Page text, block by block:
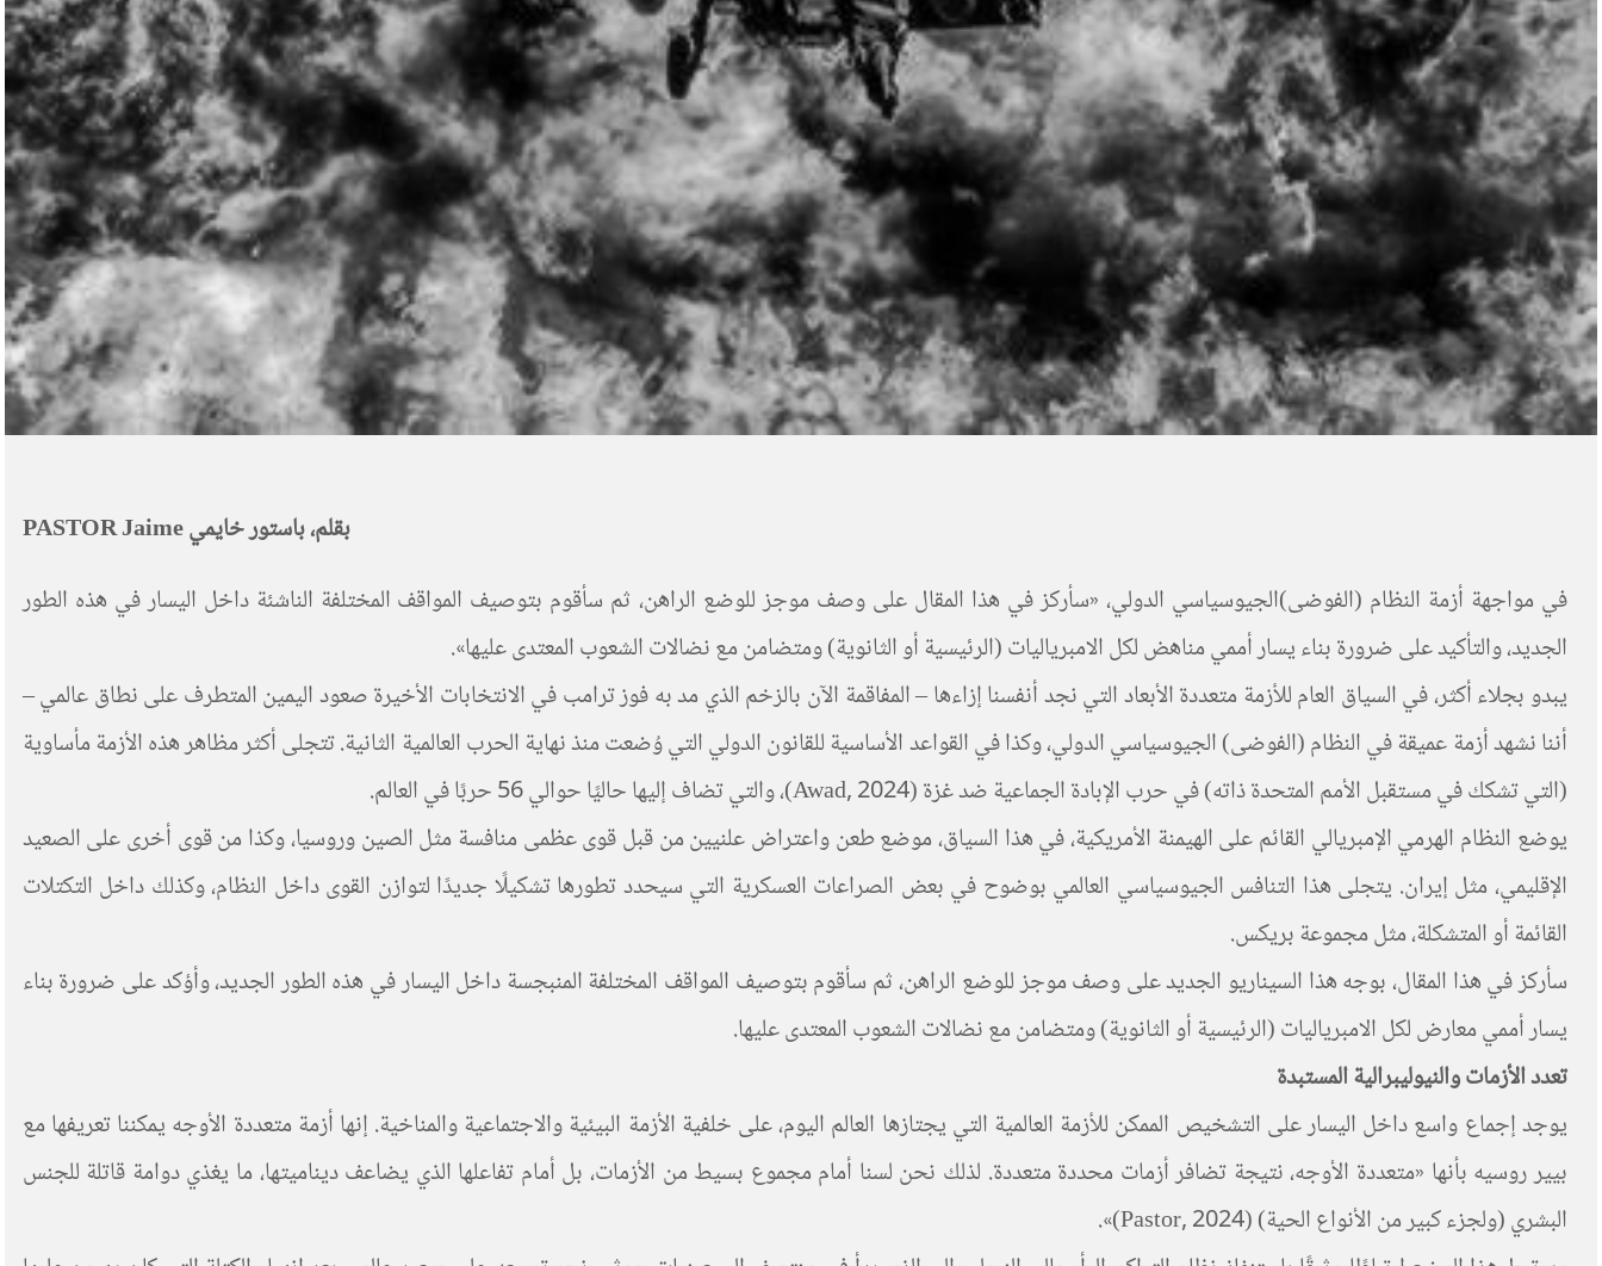
بقلم، باستور خايمي PASTOR Jaime
في مواجهة أزمة النظام (الفوضى)الجيوسياسي الدولي، «سأركز في هذا المقال على وصف موجز للوضع الراهن، ثم سأقوم بتوصيف المواقف المختلفة الناشئة داخل اليسار في هذه الطور
الجديد، والتأكيد على ضرورة بناء يسار أممي مناهض لكل الامبرياليات (الرئيسية أو الثانوية) ومتضامن مع نضالات الشعوب المعتدى عليها».
يبدو بجلاء أكثر، في السياق العام للأزمة متعددة الأبعاد التي نجد أنفسنا إزاءها – المفاقمة الآن بالزخم الذي مد به فوز ترامب في الانتخابات الأخيرة صعود اليمين المتطرف على نطاق عالمي –
أننا نشهد أزمة عميقة في النظام (الفوضى) الجيوسياسي الدولي، وكذا في القواعد الأساسية للقانون الدولي التي وُضعت منذ نهاية الحرب العالمية الثانية. تتجلى أكثر مظاهر هذه الأزمة مأساوية
(التي تشكك في مستقبل الأمم المتحدة ذاته) في حرب الإبادة الجماعية ضد غزة (Awad, 2024)، والتي تضاف إليها حاليًا حوالي 56 حربًا في العالم.
يوضع النظام الهرمي الإمبريالي القائم على الهيمنة الأمريكية، في هذا السياق، موضع طعن واعتراض علنيين من قبل قوى عظمى منافسة مثل الصين وروسيا، وكذا من قوى أخرى على الصعيد
الإقليمي، مثل إيران. يتجلى هذا التنافس الجيوسياسي العالمي بوضوح في بعض الصراعات العسكرية التي سيحدد تطورها تشكيلًا جديدًا لتوازن القوى داخل النظام، وكذلك داخل التكتلات
القائمة أو المتشكلة، مثل مجموعة بريكس.
سأركز في هذا المقال، بوجه هذا السيناريو الجديد على وصف موجز للوضع الراهن، ثم سأقوم بتوصيف المواقف المختلفة المنبجسة داخل اليسار في هذه الطور الجديد، وأؤكد على ضرورة بناء
يسار أممي معارض لكل الامبرياليات (الرئيسية أو الثانوية) ومتضامن مع نضالات الشعوب المعتدى عليها.
تعدد الأزمات والنيوليبرالية المستبدة
يوجد إجماع واسع داخل اليسار على التشخيص الممكن للأزمة العالمية التي يجتازها العالم اليوم، على خلفية الأزمة البيئية والاجتماعية والمناخية. إنها أزمة متعددة الأوجه يمكننا تعريفها مع
بيير روسيه بأنها «متعددة الأوجه، نتيجة تضافر أزمات محددة متعددة. لذلك نحن لسنا أمام مجموع بسيط من الأزمات، بل أمام تفاعلها الذي يضاعف ديناميتها، ما يغذي دوامة قاتلة للجنس
البشري (ولجزء كبير من الأنواع الحية) (Pastor, 2024)».